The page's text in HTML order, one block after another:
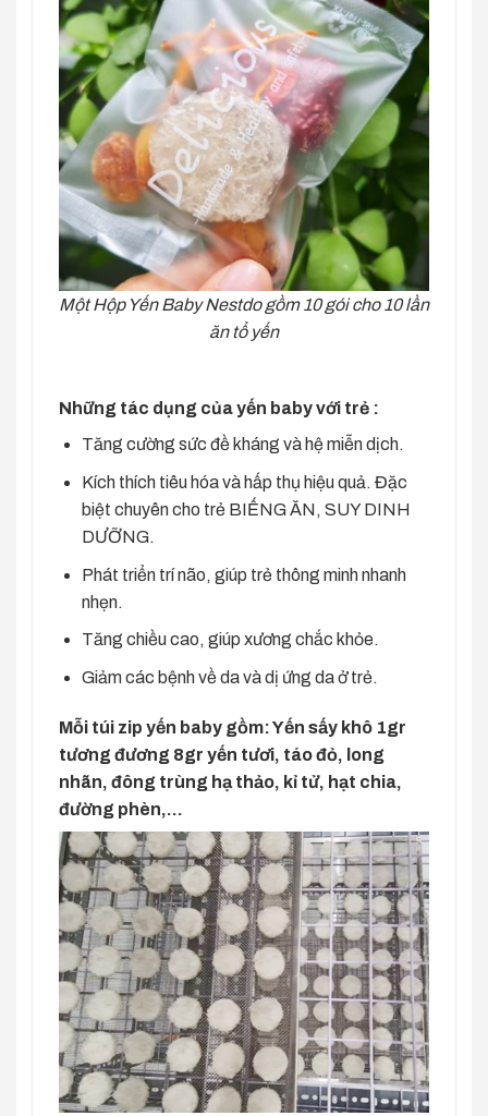
Một Hộp Yến Baby Nestdo gồm 10 gói cho 10 lần
ăn tổ yến
Những tác dụng của yến baby với trẻ :
Tăng cường sức đề kháng và hệ miễn dịch.
Kích thích tiêu hóa và hấp thụ hiệu quả. Đặc
biệt chuyên cho trẻ BIẾNG ĂN, SUY DINH
DƯỠNG.
Phát triển trí não, giúp trẻ thông minh nhanh
nhẹn.
Tăng chiều cao, giúp xương chắc khỏe.
Giảm các bệnh về da và dị ứng da ở trẻ.
Mỗi túi zip yến baby gồm: Yến sấy khô 1gr
tương đương 8gr yến tươi, táo đỏ, long
nhãn, đông trùng hạ thảo, kỉ tử, hạt chia,
đường phèn,…